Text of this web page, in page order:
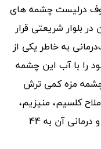
درلیست چشمه های
بلوار شریعتی قرار
به خاطر یکی از
را با آب این چشمه
چشمه مزه کمی ‌ترش
کلسیم، منیزیم،
سدیم، پتاسیم، کلرو و بی‌کربنات است و درمانی آن به 44